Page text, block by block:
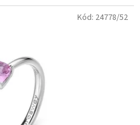
Kód: 24778/52